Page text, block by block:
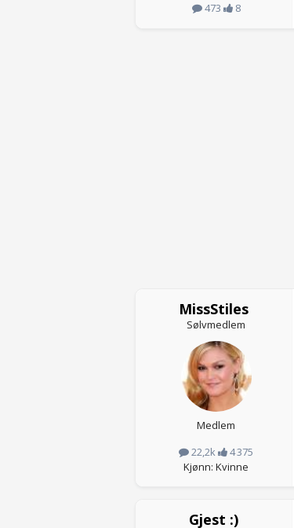
473
8
MissStiles
Sølvmedlem
Medlem
22,2k
4 375
Kjønn: Kvinne
Gjest :)